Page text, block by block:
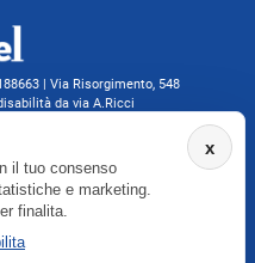
| Via Risorgimento, 548
da via A.Ricci
privacy
x
il tuo consenso
e marketing.
finalita.